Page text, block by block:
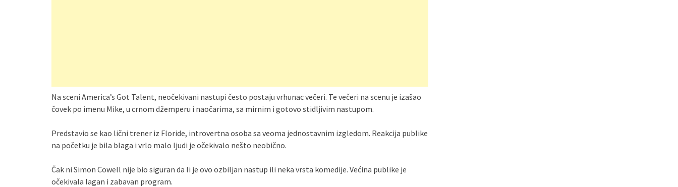
Na sceni America’s Got Talent, neočekivani nastupi često postaju vrhunac večeri. Te večeri na scenu je izašao
čovek po imenu Mike, u crnom džemperu i naočarima, sa mirnim i gotovo stidljivim nastupom.
Predstavio se kao lični trener iz Floride, introvertna osoba sa veoma jednostavnim izgledom. Reakcija publike
na početku je bila blaga i vrlo malo ljudi je očekivalo nešto neobično.
Čak ni Simon Cowell nije bio siguran da li je ovo ozbiljan nastup ili neka vrsta komedije. Većina publike je
očekivala lagan i zabavan program.